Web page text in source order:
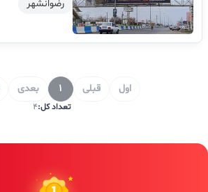
رضوانشهر
اول قبلی 1 بعدی
تعداد کل:4